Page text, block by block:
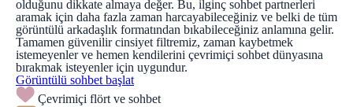
olduğunu dikkate almaya değer. Bu, ilginç sohbet partnerleri
aramak için daha fazla zaman harcayabileceğiniz ve belki de tüm
görüntülü arkadaşlık formatından bıkabileceğiniz anlamına gelir.
Tamamen güvenilir cinsiyet filtremiz, zaman kaybetmek
istemeyenler ve hemen kendilerini çevrimiçi sohbet dünyasına
bırakmak isteyenler için uygundur.
Görüntülü sohbet başlat
Çevrimiçi flört ve sohbet